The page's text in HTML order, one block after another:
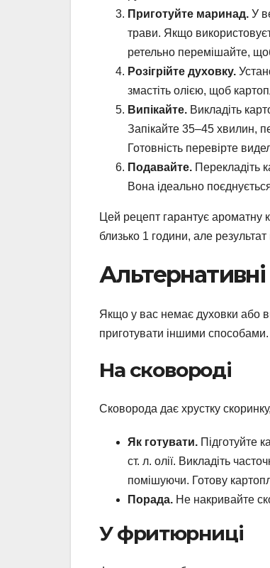
Приготуйте маринад. У
трави. Якщо
ретельно перемішайте,
Розігрійте духовку.
змастіть олією, щоб
Випікайте. Викладіть
Запікайте 35–45 хвилин,
Готовність перевірте
Подавайте. Перекладіть
Вона ідеально
Цей рецепт гарантує ароматну
близько 1 години, але
Якщо у вас немає духовки або
приготувати іншими способами.
На сковороді
Сковорода дає хрустку
Як готувати. Підготуйте
ст. л. олії. Викладіть
помішуючи. Готову
Порада. Не накривайте
У фритюрниці